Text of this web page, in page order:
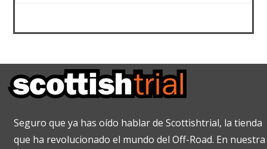
Seguro que ya has oído hablar de Scottishtrial, la tienda
que ha revolucionado el mundo del Off-Road. En nuestra